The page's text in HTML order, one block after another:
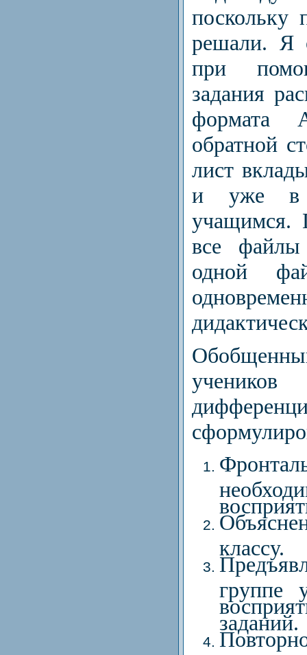
поскольку
решали. Я
при
задания
формата
обратной
лист
и уже в
учащимся.
все
одной
классу.
группе
заданий.